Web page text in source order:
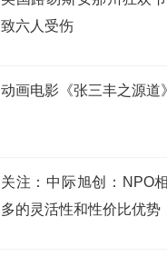
致六人受伤
动画电影《张三丰之源道
关注：中际旭创：NPO
多的灵活性和性价比优势